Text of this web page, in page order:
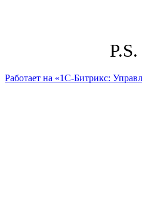
Работает на «1С-Битрикс: